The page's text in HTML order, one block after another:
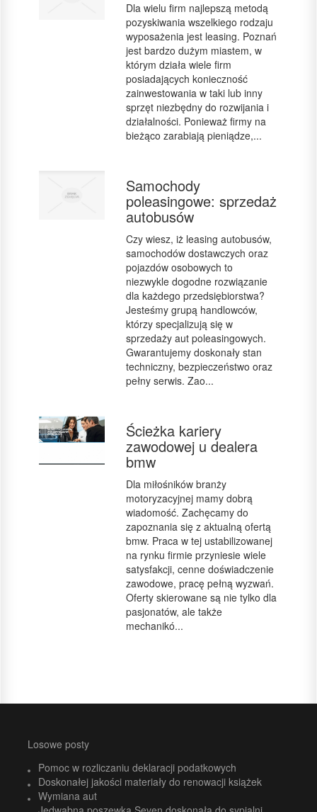
Dla wielu firm najlepszą metodą
pozyskiwania wszelkiego rodzaju
wyposażenia jest leasing. Poznań
jest bardzo dużym miastem, w
którym działa wiele firm
posiadających konieczność
zainwestowania w taki lub inny
sprzęt niezbędny do rozwijania i
działalności. Ponieważ firmy na
bieżąco zarabiają pieniądze,...
Samochody
poleasingowe: sprzedaż
autobusów
Czy wiesz, iż leasing autobusów,
samochodów dostawczych oraz
pojazdów osobowych to
niezwykle dogodne rozwiązanie
dla każdego przedsiębiorstwa?
Jesteśmy grupą handlowców,
którzy specjalizują się w
sprzedaży aut poleasingowych.
Gwarantujemy doskonały stan
techniczny, bezpieczeństwo oraz
pełny serwis. Zao...
Ścieżka kariery
zawodowej u dealera
bmw
Dla miłośników branży
motoryzacyjnej mamy dobrą
wiadomość. Zachęcamy do
zapoznania się z aktualną ofertą
bmw. Praca w tej ustabilizowanej
na rynku firmie przyniesie wiele
satysfakcji, cenne doświadczenie
zawodowe, pracę pełną wyzwań.
Oferty skierowane są nie tylko dla
pasjonatów, ale także
mechanikó...
Losowe posty
Pomoc w rozliczaniu deklaracji podatkowych
Doskonałej jakości materiały do renowacji książek
Wymiana aut